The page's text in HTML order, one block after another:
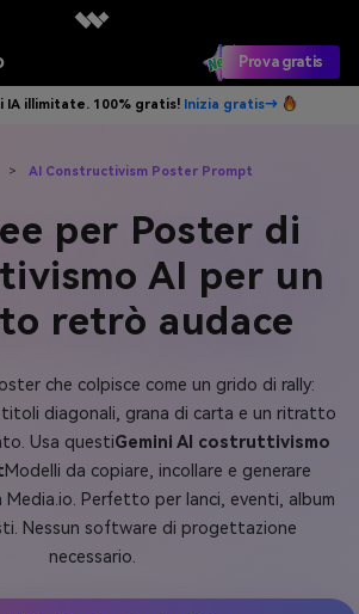
Prova gratis
IA illimitate. 100% gratis! Inizia gratis→
> AI Constructivism Poster Prompt
per Poster di
AI per un
retrò audace
che colpisce come un grido di rally:
titoli diagonali, grana di carta e un ritratto
Usa questiGemini AI costruttivismo
Modelli da copiare, incollare e generare
Perfetto per lanci, eventi, album
Nessun software di progettazione
necessario.